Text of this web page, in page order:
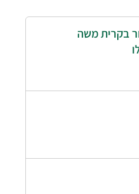
בקרית משה